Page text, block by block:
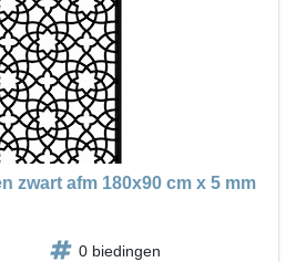
zwart afm 180x90 cm x 5 mm
0 biedingen